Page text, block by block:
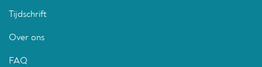
Tijdschrift
Over ons
FAQ